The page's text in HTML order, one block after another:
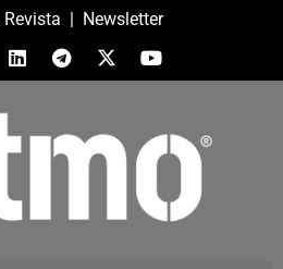
Revista | Newsletter